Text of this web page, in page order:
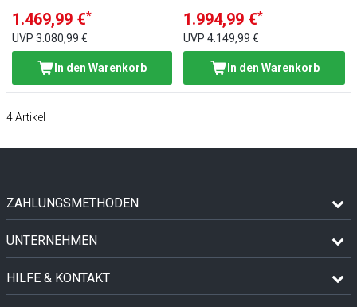
1.469,99 €*
UVP 3.080,99 €
In den Warenkorb
1.994,99 €*
UVP4.149,99 €
In den Warenkorb
4Artikel
ZAHLUNGSMETHODEN
UNTERNEHMEN
HILFE & KONTAKT